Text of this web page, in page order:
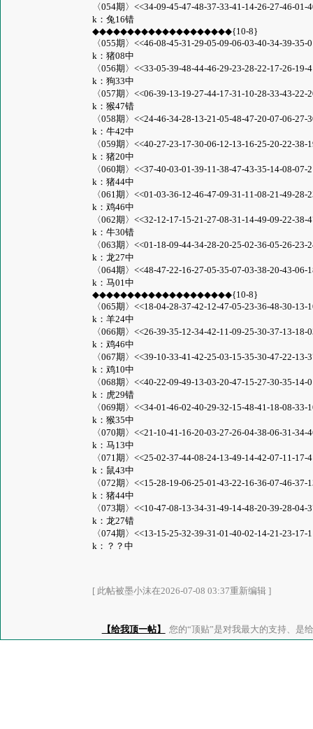
〈054期〉<<34-09-45-47-48-37-33-41-14-26-27-46-
k：兔16错
◆◆◆◆◆◆◆◆◆◆◆◆◆◆◆◆◆◆◆◆{10-8}
〈055期〉<<46-08-45-31-29-05-09-06-03-40-34-39-
k：猪08中
〈056期〉<<33-05-39-48-44-46-29-23-28-22-17-26-
k：狗33中
〈057期〉<<06-39-13-19-27-44-17-31-10-28-33-43-
k：猴47错
〈058期〉<<24-46-34-28-13-21-05-48-47-20-07-06-
k：牛42中
〈059期〉<<40-27-23-17-30-06-12-13-16-25-20-22-
k：猪20中
〈060期〉<<37-40-03-01-39-11-38-47-43-35-14-08-
k：猪44中
〈061期〉<<01-03-36-12-46-47-09-31-11-08-21-49-
k：鸡46中
〈062期〉<<32-12-17-15-21-27-08-31-14-49-09-22-
k：牛30错
〈063期〉<<01-18-09-44-34-28-20-25-02-36-05-26-
k：龙27中
〈064期〉<<48-47-22-16-27-05-35-07-03-38-20-43-
k：马01中
◆◆◆◆◆◆◆◆◆◆◆◆◆◆◆◆◆◆◆◆{10-8}
〈065期〉<<18-04-28-37-42-12-47-05-23-36-48-30-
k：羊24中
〈066期〉<<26-39-35-12-34-42-11-09-25-30-37-13-
k：鸡46中
〈067期〉<<39-10-33-41-42-25-03-15-35-30-47-22-
k：鸡10中
〈068期〉<<40-22-09-49-13-03-20-47-15-27-30-35-
k：虎29错
〈069期〉<<34-01-46-02-40-29-32-15-48-41-18-08-
k：猴35中
〈070期〉<<21-10-41-16-20-03-27-26-04-38-06-31-
k：马13中
〈071期〉<<25-02-37-44-08-24-13-49-14-42-07-11-
k：鼠43中
〈072期〉<<15-28-19-06-25-01-43-22-16-36-07-46-
k：猪44中
〈073期〉<<10-47-08-13-34-31-49-14-48-20-39-28-
k：龙27错
〈074期〉<<13-15-25-32-39-31-01-40-02-14-21-23-
k：？？中
[ 此帖被墨小沫在2026-07-08 03:37重新编辑 ]
【给我顶一帖】 您的“顶贴”是对我最大的支持、是